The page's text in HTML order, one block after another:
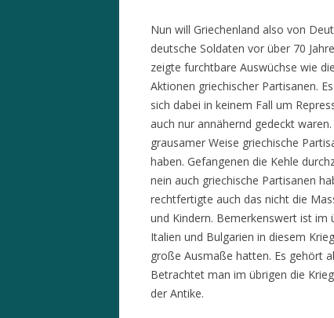
Nun will Griechenland also von
deutsche Soldaten vor über 70
zeigte furchtbare Auswüchse wie
Aktionen griechischer Partisanen.
sich dabei in keinem Fall um
auch nur annähernd gedeckt
grausamer Weise griechische
haben. Gefangenen die Kehle
nein auch griechische Partisanen
rechtfertigte auch das nicht die
und Kindern. Bemerkenswert ist im
Italien und Bulgarien in diesem
große Ausmaße hatten. Es gehört
Betrachtet man im übrigen die
der Antike.